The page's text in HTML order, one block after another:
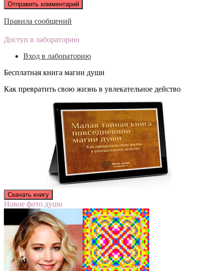
Правила сообщений
Доступ в лабораторию
Вход в лабораторию
Бесплатная книга магии души
Как превратить свою жизнь в увлекательное действо
Новое фото души